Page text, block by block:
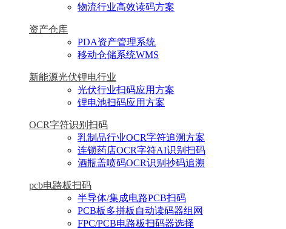
物流行业高效读码方案
资产仓库
PDA资产管理系统
移动仓储系统WMS
新能源光伏锂电行业
光伏行业扫码应用方案
锂电池扫码应用方案
OCR字符识别扫码
乳制品行业OCR字符追溯方案
连锁药店OCR字符AI识别扫码
酒瓶盖喷码OCR识别抄码追溯
pcb电路板扫码
半导体/集成电路PCB扫码
PCB板多拼板自动读码器组网
FPC/PCB电路板扫码器选择